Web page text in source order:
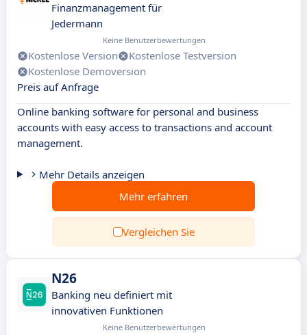
Finanzmanagement für
Jedermann
Keine Benutzerbewertungen
Kostenlose Version
Kostenlose Testversion
Kostenlose Demoversion
Preis auf Anfrage
Online banking software for personal and business
accounts with easy access to transactions and account
management.
Mehr Details anzeigen
Mehr erfahren
Vergleichen Sie
N26
Banking neu definiert mit
innovativen Funktionen
Keine Benutzerbewertungen